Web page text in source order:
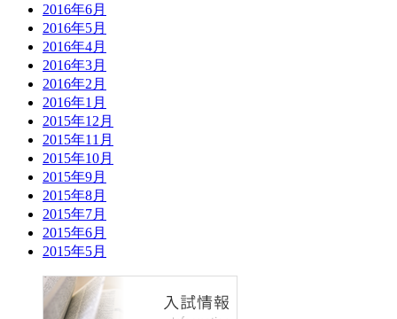
2016年6月
2016年5月
2016年4月
2016年3月
2016年2月
2016年1月
2015年12月
2015年11月
2015年10月
2015年9月
2015年8月
2015年7月
2015年6月
2015年5月